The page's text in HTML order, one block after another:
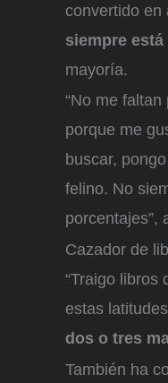
convertido en
siempre
mayoría.
“No me
porque me
buscar,
felino. No
porcentajes”,
Cazador de
“Traigo libros
estas
dos o tres
También ha